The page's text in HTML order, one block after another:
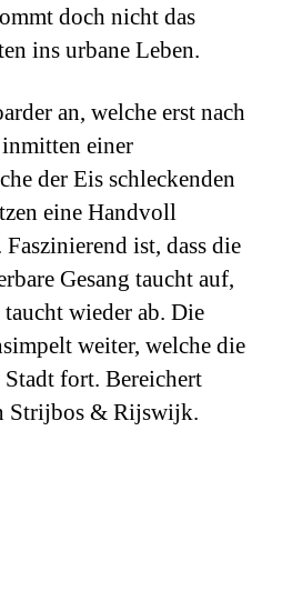
doch nicht das
ins urbane Leben.
an, welche erst nach
einer
der Eis schleckenden
eine Handvoll
ist, dass die
Gesang taucht auf,
wieder ab. Die
weiter, welche die
Stadt fort. Bereichert
Strijbos & Rijswijk.